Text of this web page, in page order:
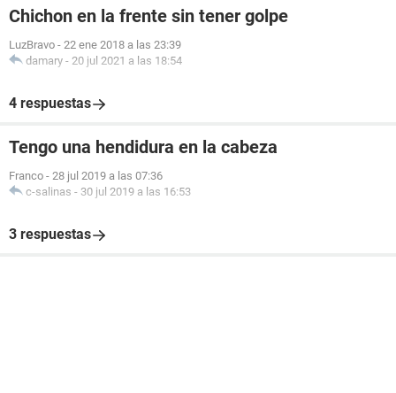
Chichon en la frente sin tener golpe
LuzBravo - 22 ene 2018 a las 23:39
damary - 20 jul 2021 a las 18:54
4 respuestas
Tengo una hendidura en la cabeza
Franco - 28 jul 2019 a las 07:36
c-salinas - 30 jul 2019 a las 16:53
3 respuestas